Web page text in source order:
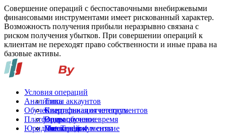
Совершение операций с беспоставочными внебиржевыми
финансовыми инструментами имеет рискованный характер.
Возможность получения прибыли неразрывно связана с
риском получения убытков. При совершении операций к
клиентам не переходят право собственности и иные права на
базовые активы.
Условия операций
Типы аккаунтов
Спецификация инструментов
Операционное время
Пополнение и снятие
Аналитика
Квартальная отчетность
Обучение
Видеообучение
Глоссарий
Платформы
MetaTrader 4
Юридические документы